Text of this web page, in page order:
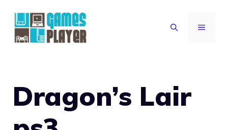
contenuto
MENU
Dragon’s Lair